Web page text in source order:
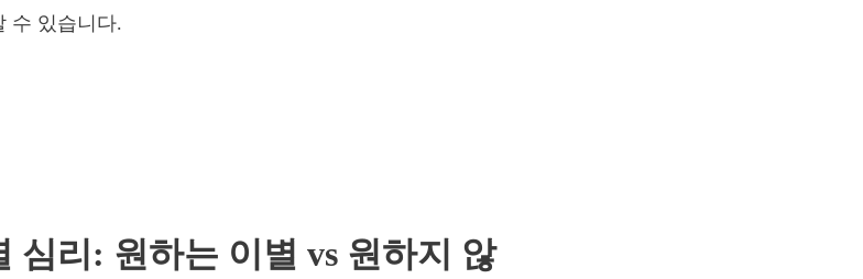
수 있습니다.
심리: 원하는 이별 vs 원하지 않